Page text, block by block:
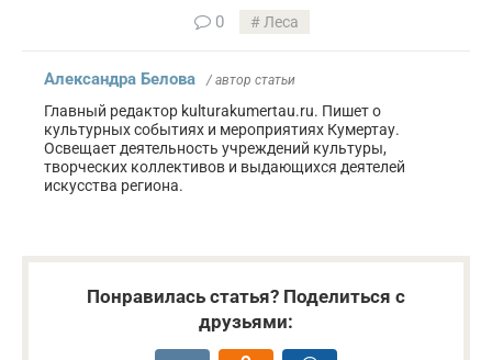
0 Леса
Александра Белова / автор статьи
Главный редактор kulturakumertau.ru. Пишет о
культурных событиях и мероприятиях Кумертау.
Освещает деятельность учреждений культуры,
творческих коллективов и выдающихся деятелей
искусства региона.
Понравилась статья? Поделиться с
друзьями: